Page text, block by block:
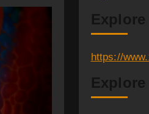
Explore
https://
Explore